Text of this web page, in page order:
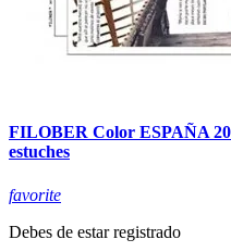
FILOBER Color ESPAÑA
estuches
favorite
Debes de estar registrado